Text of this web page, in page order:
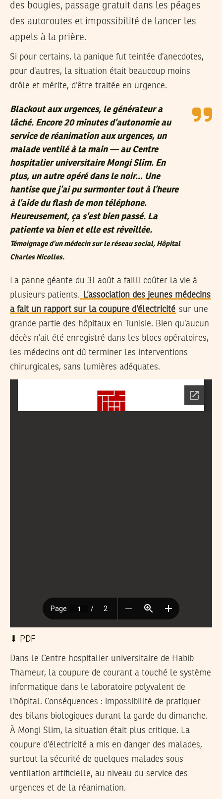
des bougies, passage gratuit dans les péages
des autoroutes et impossibilité de lancer les
appels à la prière.
Si pour certains, la panique fut teintée d’anecdotes,
pour d’autres, la situation était beaucoup moins
drôle et mérite, d’être traitée en urgence.
Blackout aux urgences, le générateur a
lâché. Encore 20 minutes d’autonomie au
service de réanimation aux urgences, un
malade ventilé à la main — au Centre
hospitalier universitaire Mongi Slim. En
plus, un autre opéré dans le noir… Une
hantise que j’ai pu surmonter tout à l’heure
à l’aide du flash de mon téléphone.
Heureusement, ça s’est bien passé. La
patiente va bien et elle est réveillée.
Témoignage d’un médecin sur le réseau social, Hôpital
Charles Nicolles.
La panne géante du 31 août a failli coûter la vie à
plusieurs patients.
L’association des jeunes médecins
a fait un rapport sur la coupure d’électricité sur une
grande partie des hôpitaux en Tunisie. Bien qu’aucun
décès n’ait été enregistré dans les blocs opératoires,
les médecins ont dû terminer les interventions
chirurgicales, sans lumières adéquates.
⬇︎ PDF
Dans le Centre hospitalier universitaire de Habib
Thameur, la coupure de courant a touché le système
informatique dans le laboratoire polyvalent de
l’hôpital. Conséquences : impossibilité de pratiquer
des bilans biologiques durant la garde du dimanche.
À Mongi Slim, la situation était plus critique. La
coupure d’électricité a mis en danger des malades,
surtout la sécurité de quelques malades sous
ventilation artificielle, au niveau du service des
urgences et de la réanimation.